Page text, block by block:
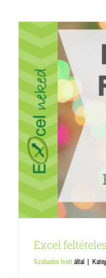
Excel
Szabados Ivettáltal |